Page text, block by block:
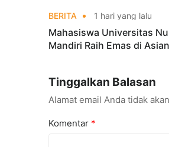
BERITA 1 hari yang lalu
Mahasiswa Universitas
Mandiri Raih Emas di Asian
Tinggalkan Balasan
Alamat email Anda tidak
Komentar *